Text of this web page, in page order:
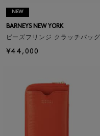
NEW
BARNEYS NEW YORK
ビーズフリンジ クラッチバッグ
¥44,000